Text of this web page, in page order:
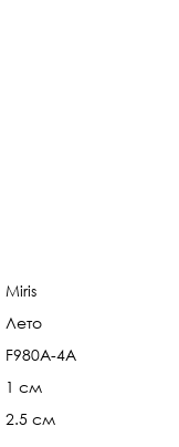
Miris
Лето
F980A-4A
1 см
2.5 см